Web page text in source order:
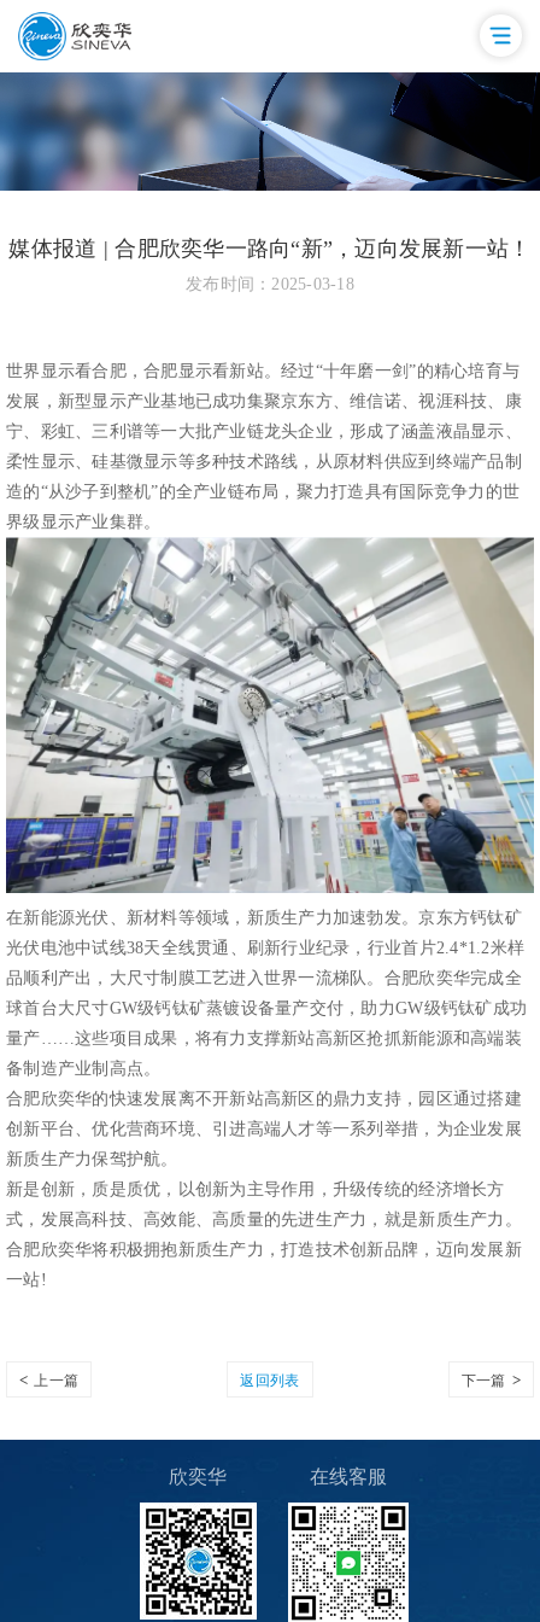
媒体报道 | 合肥欣奕华一路向“新”，迈向发展新一站！
发布时间：2025-03-18
世界显示看合肥，合肥显示看新站。经过“十年磨一剑”的精心培育与
发展，新型显示产业基地已成功集聚京东方、维信诺、视涯科技、康
宁、彩虹、三利谱等一大批产业链龙头企业，形成了涵盖液晶显示、
柔性显示、硅基微显示等多种技术路线，从原材料供应到终端产品制
造的“从沙子到整机”的全产业链布局，聚力打造具有国际竞争力的世
界级显示产业集群。
在新能源光伏、新材料等领域，新质生产力加速勃发。京东方钙钛矿
光伏电池中试线38天全线贯通、刷新行业纪录，行业首片2.4*1.2米样
品顺利产出，大尺寸制膜工艺进入世界一流梯队。合肥欣奕华完成全
球首台大尺寸GW级钙钛矿蒸镀设备量产交付，助力GW级钙钛矿成功
量产……这些项目成果，将有力支撑新站高新区抢抓新能源和高端装
备制造产业制高点。
合肥欣奕华的快速发展离不开新站高新区的鼎力支持，园区通过搭建
创新平台、优化营商环境、引进高端人才等一系列举措，为企业发展
新质生产力保驾护航。
新是创新，质是质优，以创新为主导作用，升级传统的经济增长方
式，发展高科技、高效能、高质量的先进生产力，就是新质生产力。
合肥欣奕华将积极拥抱新质生产力，打造技术创新品牌，迈向发展新
一站!
上一篇 下一篇
返回列表
欣奕华 在线客服